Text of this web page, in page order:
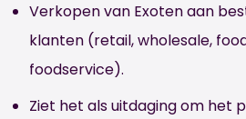
Verkopen van Exoten aan
klanten (retail, wholesale,
foodservice).
Ziet het als uitdaging om het